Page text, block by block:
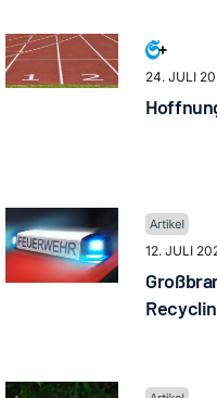
24. JULI
12. JULI